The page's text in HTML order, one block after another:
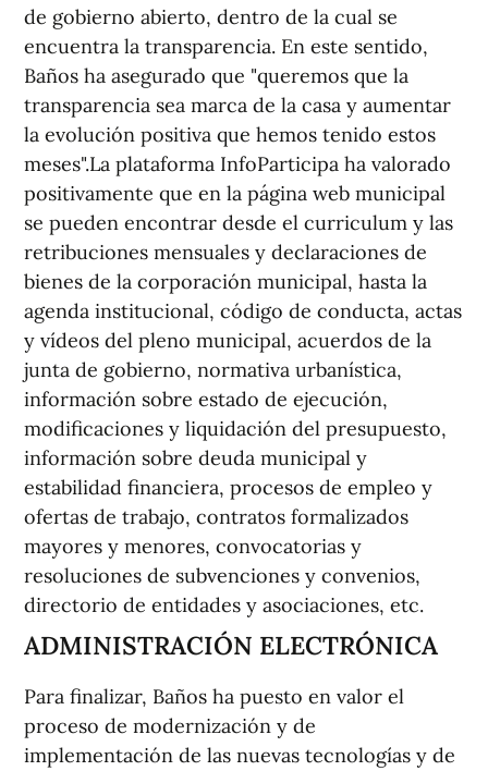
de gobierno abierto, dentro de la cual se
encuentra la transparencia. En este sentido,
Baños ha asegurado que "queremos que la
transparencia sea marca de la casa y aumentar
la evolución positiva que hemos tenido estos
meses".La plataforma InfoParticipa ha valorado
positivamente que en la página web municipal
se pueden encontrar desde el curriculum y las
retribuciones mensuales y declaraciones de
bienes de la corporación municipal, hasta la
agenda institucional, código de conducta, actas
y vídeos del pleno municipal, acuerdos de la
junta de gobierno, normativa urbanística,
información sobre estado de ejecución,
modificaciones y liquidación del presupuesto,
información sobre deuda municipal y
estabilidad financiera, procesos de empleo y
ofertas de trabajo, contratos formalizados
mayores y menores, convocatorias y
resoluciones de subvenciones y convenios,
directorio de entidades y asociaciones, etc.
ADMINISTRACIÓN ELECTRÓNICA
Para finalizar, Baños ha puesto en valor el
proceso de modernización y de
implementación de las nuevas tecnologías y de